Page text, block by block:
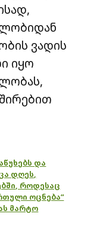
ვადის
იყო
და
დღეს,
როდესაც
ოცნება“
მარტო